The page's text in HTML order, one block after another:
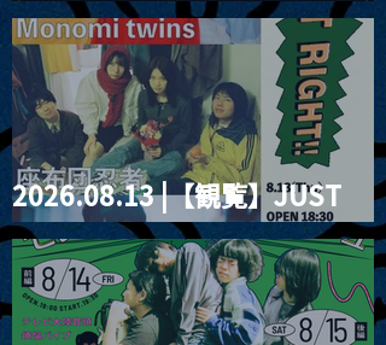
2026」
2026.08.13 |【観覧】JUST
RIGHT!! vol.26